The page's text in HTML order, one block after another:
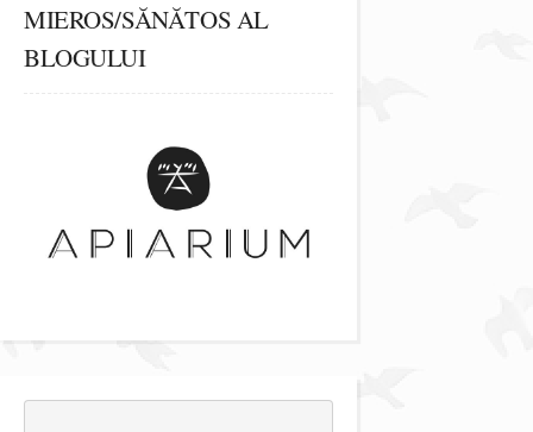
MIEROS/SĂNĂTOS AL
BLOGULUI